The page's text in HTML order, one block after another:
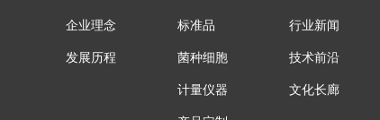
企业理念
发展历程
标准品
菌种细胞
计量仪器
行业新闻
技术前沿
文化长廊